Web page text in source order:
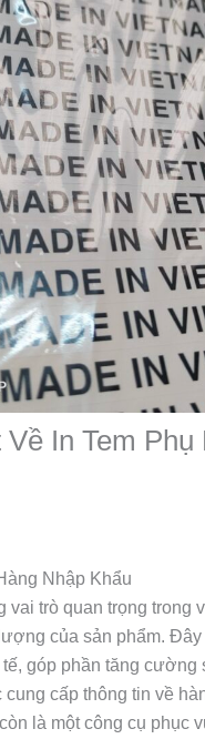
In Tem Phụ
Nhập Khẩu
vai trò quan trọng trong
của sản phẩm.
góp phần tăng cường
cấp thông tin về
là một công cụ phục